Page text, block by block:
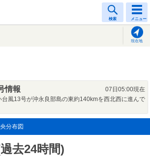
検索 メニュー
現在地
情報
07日05:00現在
台風13号が沖永良部島の東約140kmを西北西に進んで
分布図
去24時間)